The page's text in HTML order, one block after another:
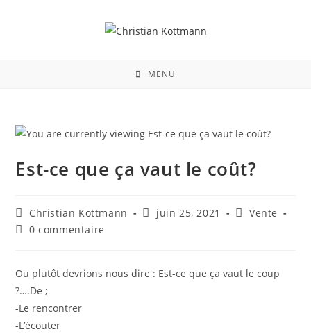
MENU
Est-ce que ça vaut le coût?
Christian Kottmann juin 25, 2021
Vente
0 commentaire
Ou plutôt devrions nous dire : Est-ce que ça vaut le coup
?….De ;
-Le rencontrer
-L’écouter